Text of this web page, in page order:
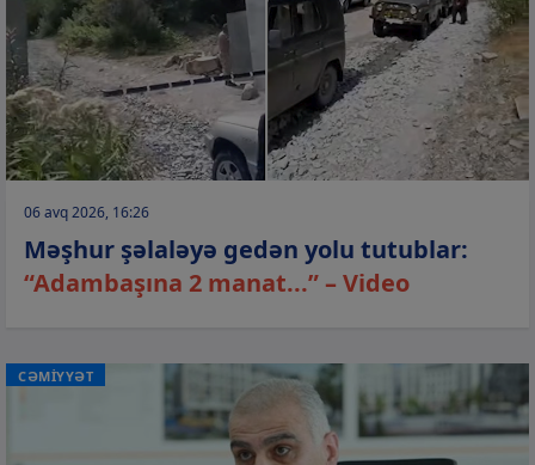
06 avq 2026, 16:26
Məşhur şəlaləyə gedən yolu tutublar:
“Adambaşına 2 manat...” – Video
CƏMİYYƏT